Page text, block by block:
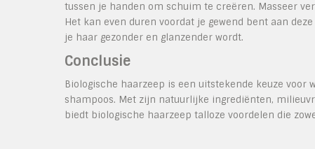
tussen je handen om schuim te creëren. Masseer
Het kan even duren voordat je gewend bent aan
je haar gezonder en glanzender wordt.
Conclusie
Biologische haarzeep is een uitstekende keuze
shampoos. Met zijn natuurlijke ingrediënten,
biedt biologische haarzeep talloze voordelen die